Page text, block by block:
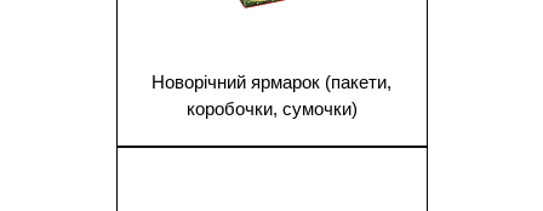
Новорічний ярмарок (пакети,
коробочки, сумочки)